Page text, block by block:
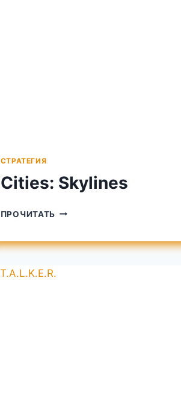
СТРАТЕГИЯ
Cities: Skylines
ПРОЧИТАТЬ CITIES: